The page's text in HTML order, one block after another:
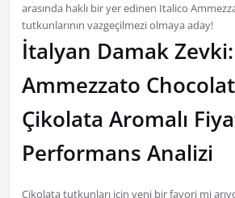
arasında haklı bir yer edinen Italico
tutkunlarının vazgeçilmezi olmaya aday!
İtalyan Damak
Ammezzato
Çikolata Aromalı
Performans Analizi
Çikolata tutkunları için yeni bir favori mi